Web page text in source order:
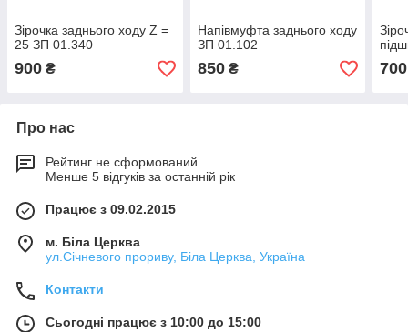
Зірочка заднього ходу Z =
25 ЗП 01.340
900 ₴
Напівмуфта заднього ходу
ЗП 01.102
850₴ 700
Про нас
Рейтинг не сформований
Менше 5 відгуків за останній рік
Працює з 09.02.2015
м. Біла Церква
ул.Січневого прориву, Біла Церква, Україна
Контакти
Сьогодні працює з 10:00 до 15:00